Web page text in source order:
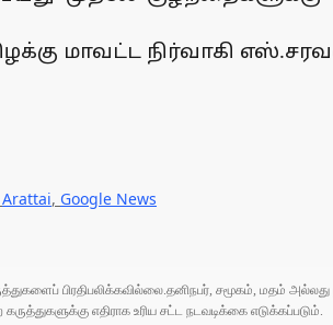
மாவட்ட நிர்வாகி
Arattai, Google News
பிரதிபலிக்கவில்லை.தனிநபர், சமூகம், மதம்
எதிராக உரிய சட்ட நடவடிக்கை எடுக்கப்படும்.